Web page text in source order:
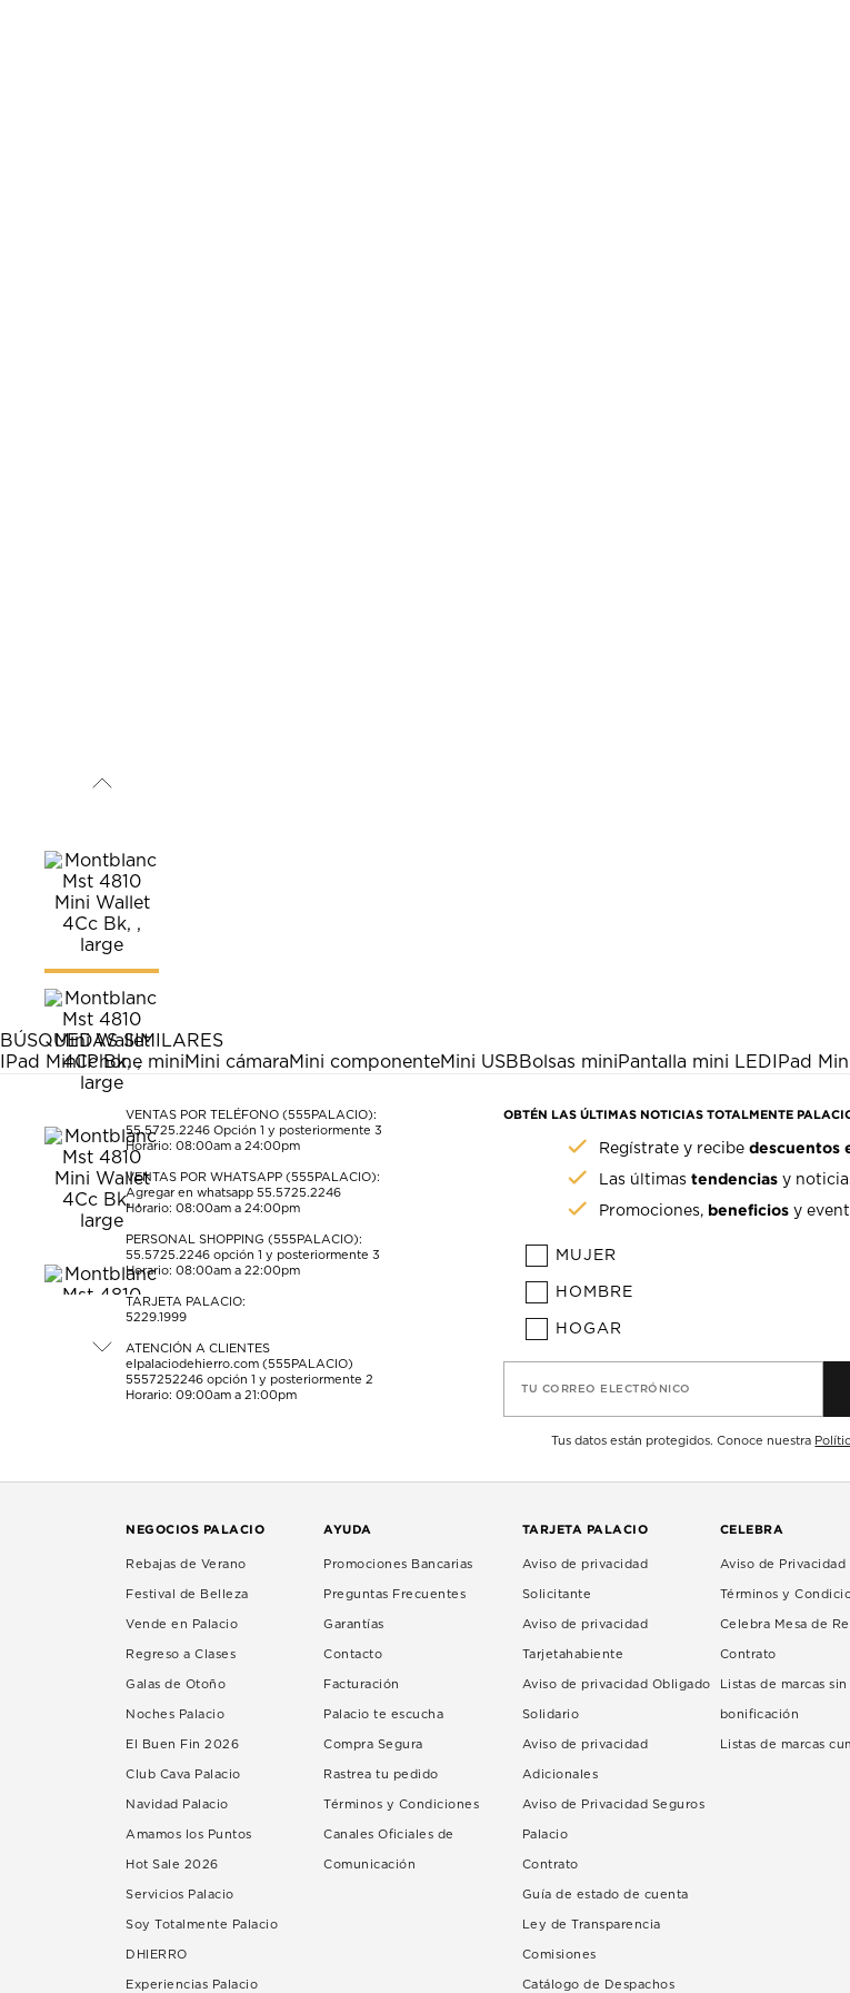
BÚSQUEDAS SIMILARES
IPad MiniIPhone miniMini cámaraMini componenteMini USBBolsas miniPantalla mini LED IPad
VENTAS POR TELÉFONO (555PALACIO):
55.5725.2246 Opción 1 y posteriormente 3
Horario: 08:00am a 24:00pm
VENTAS POR WHATSAPP (555PALACIO):
Agregar en whatsapp 55.5725.2246
Horario: 08:00am a 24:00pm
PERSONAL SHOPPING (555PALACIO):
55.5725.2246 opción 1 y posteriormente 3
Horario: 08:00am a 22:00pm
TARJETA PALACIO:
5229.1999
ATENCIÓN A CLIENTES
elpalaciodehierro.com (555PALACIO)
5557252246 opción 1 y posteriormente 2
Horario: 09:00am a 21:00pm
OBTÉN LAS ÚLTIMAS NOTICIAS TOTALMENTE
Regístrate y recibedescuentos
Las últimastendencias y
Promociones, beneficios y
MUJER
HOMBRE
HOGAR
TU CORREO ELECTRÓNICO
Tus datos están protegidos. Conoce nuestra
NEGOCIOS PALACIO
Rebajas de Verano
Festival de Belleza
Vende en Palacio
Regreso a Clases
Galas de Otoño
Noches Palacio
El Buen Fin 2026
Club Cava Palacio
Navidad Palacio
Amamos los Puntos
Hot Sale 2026
Servicios Palacio
Soy Totalmente Palacio
DHIERRO
Experiencias Palacio
AYUDA
Promociones Bancarias
Preguntas Frecuentes
Garantías
Contacto
Facturación
Palacio te escucha
Compra Segura
Rastrea tu pedido
Términos y Condiciones
Canales Oficiales de
Comunicación
TARJETA PALACIO
Aviso de privacidad
Solicitante
Aviso de privacidad
Tarjetahabiente
Aviso de privacidad Obligado
Solidario
Aviso de privacidad
Adicionales
Aviso de Privacidad Seguros
Palacio
Contrato
Guía de estado de cuenta
Ley de Transparencia
Comisiones
Catálogo de Despachos
CELEBRA
Aviso de Privacidad
Términos y
Celebra Mesa de
Contrato
Listas de marcas sin
bonificación
Listas de marcas